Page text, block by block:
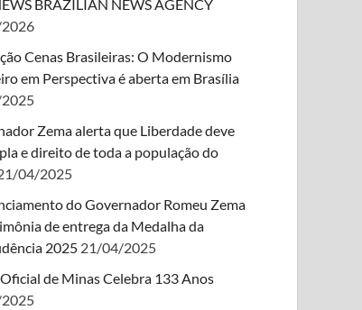
BRAZILIAN NEWS AGENCY
Cenas Brasileiras: O Modernismo
em Perspectiva é aberta em Brasília
Zema alerta que Liberdade deve
e direito de toda a população do
04/2025
do Governador Romeu Zema
de entrega da Medalha da
2025 21/04/2025
de Minas Celebra 133 Anos